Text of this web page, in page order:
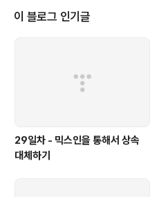
유는 객체 스스로 자신의 상태를 처리할 수
장되는 데이터보다, 객체가..
이 블로그 인기글
29일차 - 믹스인을 통해서 상속
대체하기